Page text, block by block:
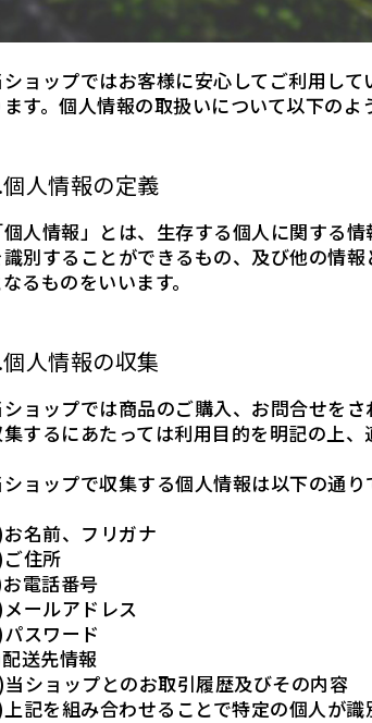
ョップではお客様に安心してご利用し
ます。個人情報の取扱いについて以下のよ
人情報の定義
個人情報」とは、生存する個人に関する
別することができるもの、及び他の情
なるものをいいます。
人情報の収集
ョップでは商品のご購入、お問合せを
するにあたっては利用目的を明記の上、
ョップで収集する個人情報は以下の通り
名前、フリガナ
住所
電話番号
ールアドレス
スワード
送先情報
ショップとのお取引履歴及びその内容
記を組み合わせることで特定の個人が識